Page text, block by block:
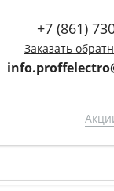
+7 (861)
Заказать